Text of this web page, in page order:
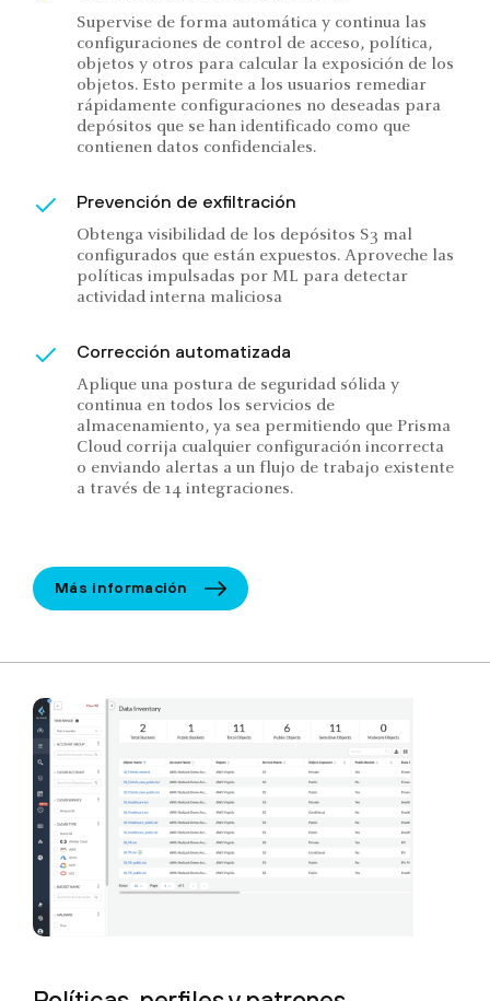
Supervise de forma automática y continua las
configuraciones de control de acceso, política,
objetos y otros para calcular la exposición de los
objetos. Esto permite a los usuarios remediar
rápidamente configuraciones no deseadas para
depósitos que se han identificado como que
contienen datos confidenciales.
Prevención de exfiltración
Obtenga visibilidad de los depósitos S3 mal
configurados que están expuestos. Aproveche las
políticas impulsadas por ML para detectar
actividad interna maliciosa
Corrección automatizada
Aplique una postura de seguridad sólida y
continua en todos los servicios de
almacenamiento, ya sea permitiendo que Prisma
Cloud corrija cualquier configuración incorrecta
o enviando alertas a un flujo de trabajo existente
a través de 14 integraciones.
Más información